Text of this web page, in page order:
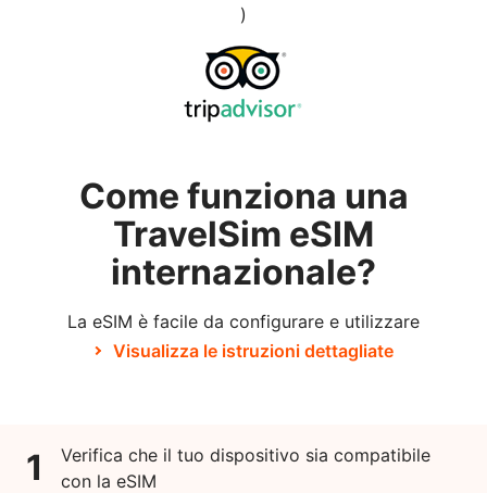
)
Come funziona una
TravelSim eSIM
internazionale?
La eSIM è facile da configurare e utilizzare
Visualizza le istruzioni dettagliate
1
Verifica che il tuo dispositivo sia compatibile
con la eSIM